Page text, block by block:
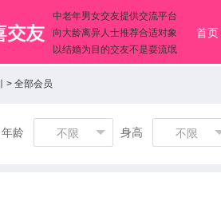
中老年男女交友提供交流平台
向大龄离异人士推荐合适对象
以结婚为目的交友不是耍流氓
首页
> 全部会员
年龄 不限 身高 不限